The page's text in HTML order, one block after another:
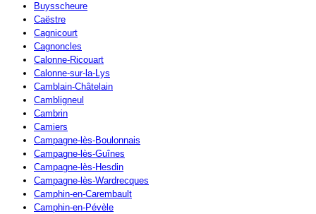
Buysscheure
Caëstre
Cagnicourt
Cagnoncles
Calonne-Ricouart
Calonne-sur-la-Lys
Camblain-Châtelain
Cambligneul
Cambrin
Camiers
Campagne-lès-Boulonnais
Campagne-lès-Guînes
Campagne-lès-Hesdin
Campagne-lès-Wardrecques
Camphin-en-Carembault
Camphin-en-Pévèle